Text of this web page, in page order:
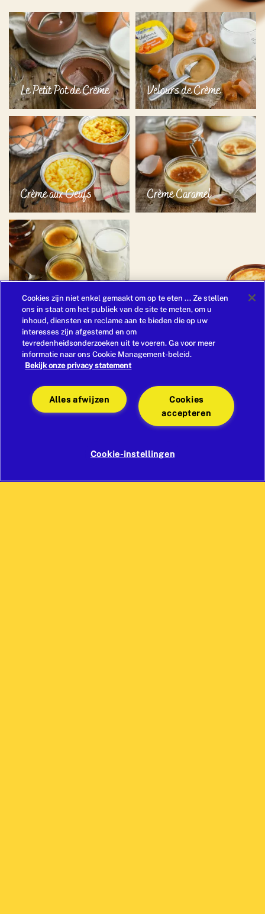
Le Petit Pot de Crème Velours de Crème
Crème aux Oeufs Crème Caramel
Crème Brûlée
Liégeois
Liégeois
Cookies zijn niet enkel gemaakt om op te eten ... Ze stellen
ons in staat om het publiek van de site te meten, om u
inhoud, diensten en reclame aan te bieden die op uw
interesses zijn afgestemd en om
tevredenheidsonderzoeken uit te voeren. Ga voor meer
informatie naar ons Cookie Management-beleid.
Bekijk onze privacy statement
Cookies
accepteren
Alles afwijzen
Cookie-instellingen